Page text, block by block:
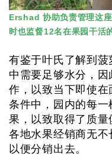
Ershad 协助负责管理这
时也监督12名在果园干活
有鉴于叶氏了解到
中需要足够水分，
作，以致当下即使
条件中，园内的每
果，以致取得了质
各地水果经销商无不
以便分销出去。